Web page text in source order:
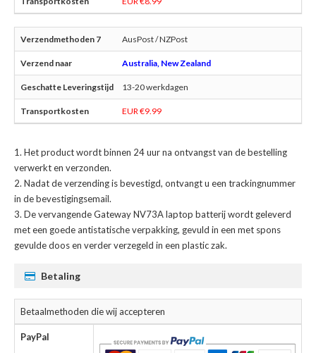
AusPost / NZPost
Australia, New Zealand
13-20 werkdagen
EUR €9.99
Het product wordt binnen 24 uur na ontvangst van de bestelling
verwerkt en verzonden.
Nadat de verzending is bevestigd, ontvangt u een trackingnummer
in de bevestigingsemail.
Devervangende Gateway NV73A laptop batterijwordt geleverd
met een goede antistatische verpakking, gevuld in een met spons
gevulde doos en verder verzegeld in een plastic zak.
Betaling
Betaalmethoden die wij accepteren
PayPal